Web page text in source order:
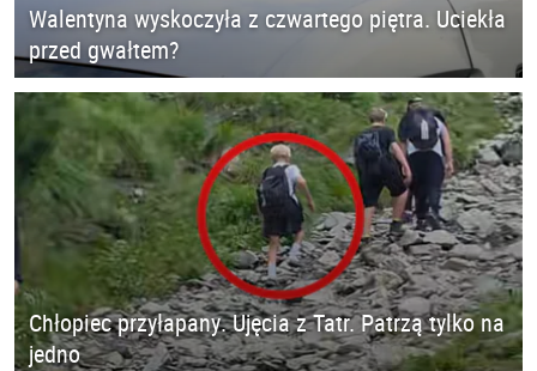
Walentyna wyskoczyła z czwartego piętra. Uciekła
przed gwałtem?
Chłopiec przyłapany. Ujęcia z Tatr. Patrzą tylko na
jedno